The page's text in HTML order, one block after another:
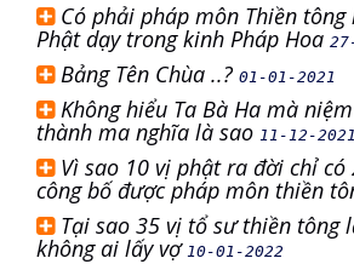
Có phải pháp môn Thiền tông
Phật dạy trong kinh Pháp Hoa
Bảng Tên Chùa ..? 01-01-2021
Không hiểu Ta Bà Ha mà
thành ma nghĩa là sao 11-12-2021
Vì sao 10 vị phật ra đời chỉ
công bố được pháp môn thiền
Tại sao 35 vị tổ sư thiền tông
không ai lấy vợ 10-01-2022